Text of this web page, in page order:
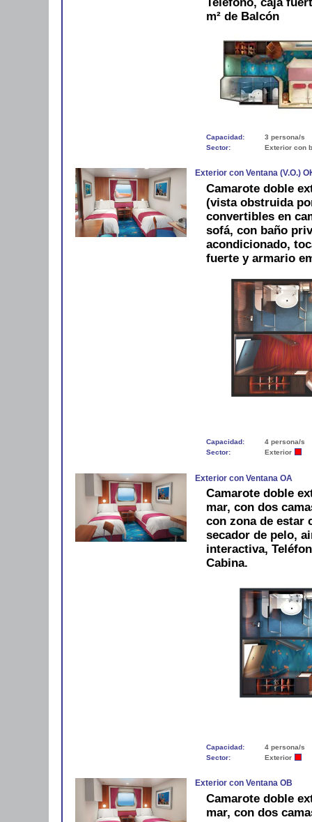
m² de Balcón
Capacidad:
3 persona/s
Sector:
Exterior con
Exterior con Ventana (V.O.)
Camarote doble
(vista obstruida
convertibles en
sofá, con baño
acondicionado,
fuerte y armario
Capacidad:
4 persona/s
Sector:
Exterior
Exterior con Ventana OA
Camarote doble
mar, con dos
con zona de estar
secador de pelo,
interactiva,
Cabina.
Capacidad:
4 persona/s
Sector:
Exterior
Exterior con Ventana OB
Camarote doble
mar, con dos